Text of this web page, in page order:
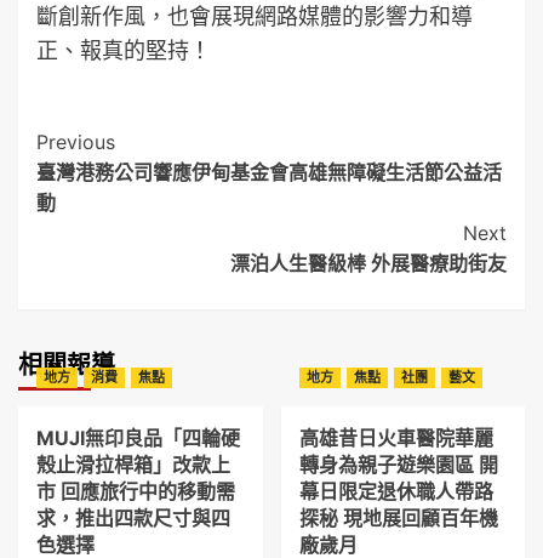
斷創新作風，也會展現網路媒體的影響力和導
正、報真的堅持！
Post
Navigation
Previous
臺灣港務公司響應伊甸基金會高雄無障礙生活節公益活
動
Next
漂泊人生醫級棒 外展醫療助街友
相關報導
地方 消費 焦點
MUJI無印良品「四輪硬
殼止滑拉桿箱」改款上
市 回應旅行中的移動需
求，推出四款尺寸與四
色選擇
地方 焦點 社團 藝文
高雄昔日火車醫院華麗
轉身為親子遊樂園區 開
幕日限定退休職人帶路
探秘 現地展回顧百年機
廠歲月